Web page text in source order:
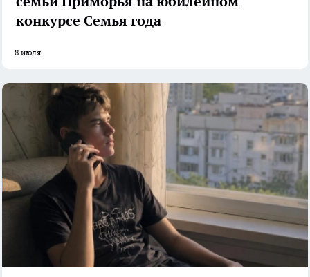
конкурсе Семья года
8 июля